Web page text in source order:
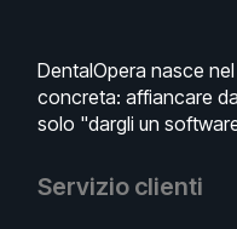
DentalOpera nasce
concreta: affiancare
solo "dargli un
Servizio clienti